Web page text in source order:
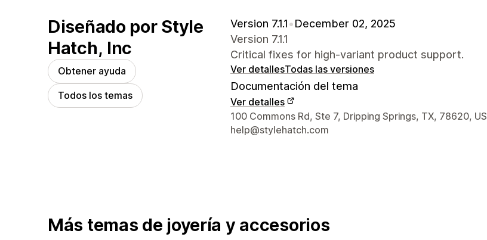
Diseñado por Style
Hatch, Inc
Obtener ayuda
Todos los temas
Version 7.1.1•December 02, 2025
Version 7.1.1
Critical fixes for high-variant product support.
Ver detallesTodas las versiones
Documentación del tema
Ver detalles
Detalles de contacto del diseñador
100 Commons Rd, Ste 7, Dripping Springs, TX, 78620, US
help@stylehatch.com
Más temas de joyería y accesorios